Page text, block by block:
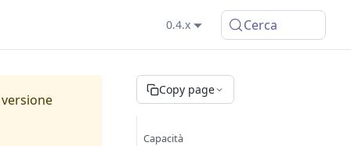
0.4.x Cerca
versione
Copy page
Capacità